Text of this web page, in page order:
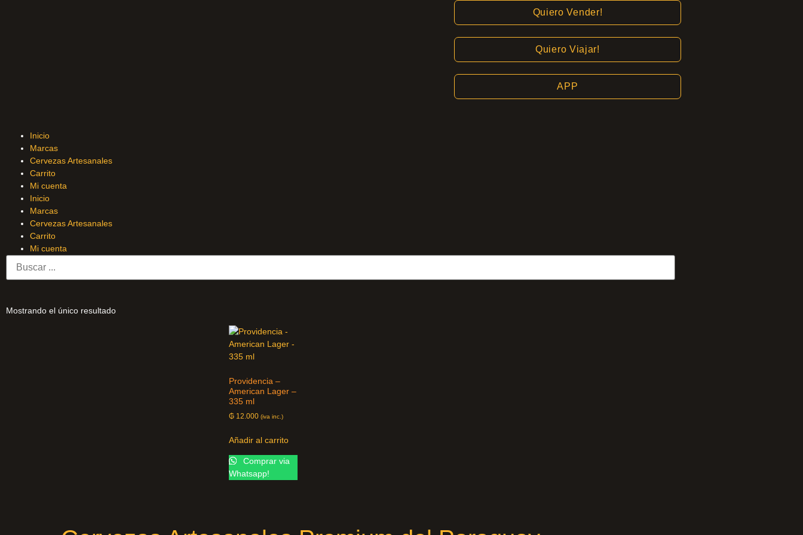
Quiero Vender!
Quiero Viajar!
APP
Inicio
Marcas
Cervezas Artesanales
Carrito
Mi cuenta
Inicio
Marcas
Cervezas Artesanales
Carrito
Mi cuenta
Mostrando el único resultado
Providencia –
American Lager –
335 ml
₲ 12.000 (iva inc.)
Añadir al carrito
Comprar via
Whatsapp!